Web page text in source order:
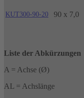
KUT300-90-20 90 x 7,0
Liste der Abkürzungen
A = Achse (Ø)
AL = Achslänge